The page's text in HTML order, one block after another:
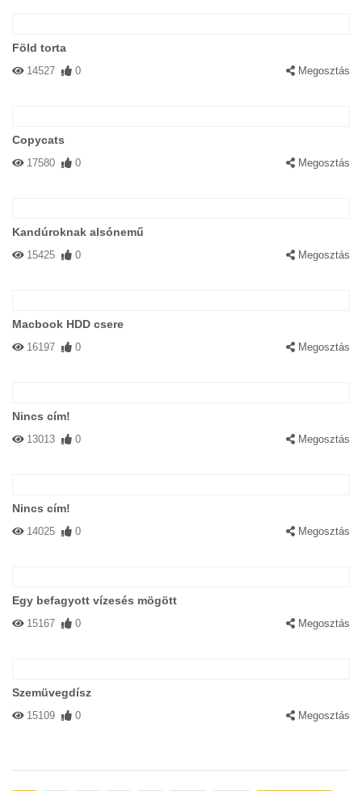
Föld torta
14527 0 Megosztás
Copycats
17580 0 Megosztás
Kandúroknak alsónemű
15425 0 Megosztás
Macbook HDD csere
16197 0 Megosztás
Nincs cím!
13013 0 Megosztás
Nincs cím!
14025 0 Megosztás
Egy befagyott vízesés mögött
15167 0 Megosztás
Szemüvegdísz
15109 0 Megosztás